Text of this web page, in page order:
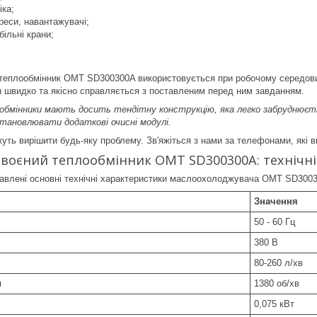
навантажувачі;
крани;
OMT SD300300A використовується при робочому
швидко та якісно справляється з поставленим перед ним завданням.
мають досить тендітну конструкцію, яка легко
додаткові очисні модулі.
вирішити будь-яку проблему. Зв'яжіться з нами за телефонами, які
теплообмінник OMT SD300300A:
основні технічні характеристики маслоохолоджувача OMT
Значення
50 - 60 Гц
380 В
80-260 л/хв
1380 об/хв
0,075 кВт